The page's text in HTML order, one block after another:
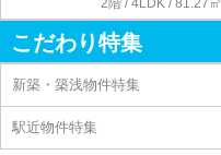
こだわり特集
新築・築浅物件特集
駅近物件特集